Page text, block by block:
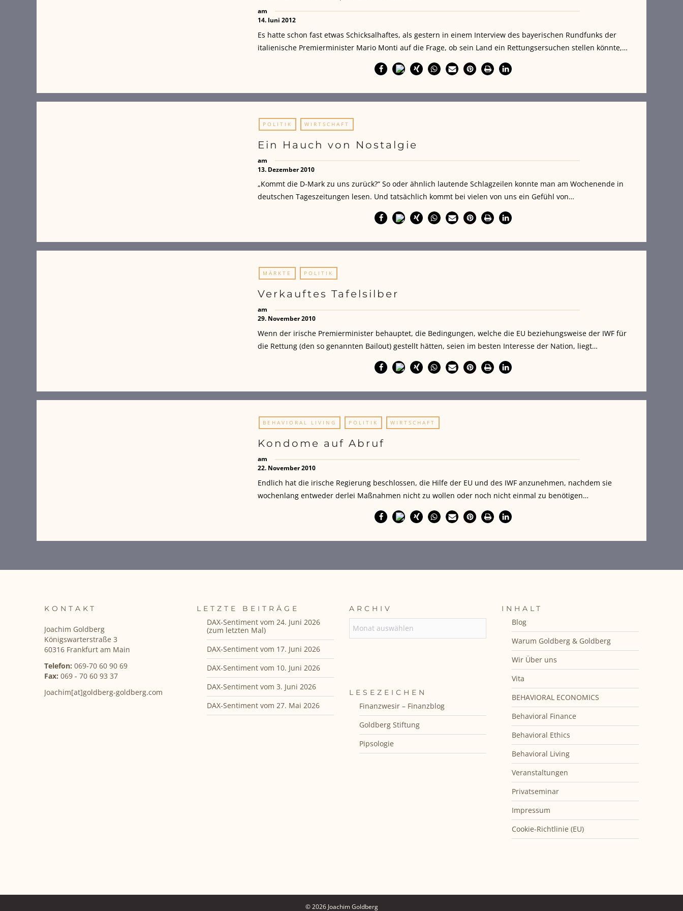
am
14. Juni 2012
Es hatte schon fast etwas Schicksalhaftes, als gestern in einem Interview des bayerischen Rundfunks der
italienische Premierminister Mario Monti auf die Frage, ob sein Land ein Rettungsersuchen stellen könnte,…
POLITIK WIRTSCHAFT
Ein Hauch von Nostalgie
am
13. Dezember 2010
„Kommt die D-Mark zu uns zurück?“ So oder ähnlich lautende Schlagzeilen konnte man am Wochenende in
deutschen Tageszeitungen lesen. Und tatsächlich kommt bei vielen von uns ein Gefühl von…
MÄRKTE POLITIK
Verkauftes Tafelsilber
am
29. November 2010
Wenn der irische Premierminister behauptet, die Bedingungen, welche die EU beziehungsweise der IWF für
die Rettung (den so genannten Bailout) gestellt hätten, seien im besten Interesse der Nation, liegt…
BEHAVIORAL LIVING POLITIK WIRTSCHAFT
Kondome auf Abruf
am
22. November 2010
Endlich hat die irische Regierung beschlossen, die Hilfe der EU und des IWF anzunehmen, nachdem sie
wochenlang entweder derlei Maßnahmen nicht zu wollen oder noch nicht einmal zu benötigen…
KONTAKT
Joachim Goldberg
Königswarterstraße 3
60316 Frankfurt am Main
Telefon: 069-70 60 90 69
Fax: 069 - 70 60 93 37
Joachim[at]goldberg-goldberg.com
LETZTE BEITRÄGE
DAX-Sentiment vom 24. Juni 2026
(zum letzten Mal)
DAX-Sentiment vom 17. Juni 2026
DAX-Sentiment vom 10. Juni 2026
DAX-Sentiment vom 3. Juni 2026
DAX-Sentiment vom 27. Mai 2026
ARCHIV
LESEZEICHEN
Finanzwesir – Finanzblog
Goldberg Stiftung
Pipsologie
INHALT
Blog
Warum Goldberg & Goldberg
Wir Über uns
Vita
BEHAVIORAL ECONOMICS
Behavioral Finance
Behavioral Ethics
Behavioral Living
Veranstaltungen
Privatseminar
Impressum
Cookie-Richtlinie (EU)
© 2026 Joachim Goldberg